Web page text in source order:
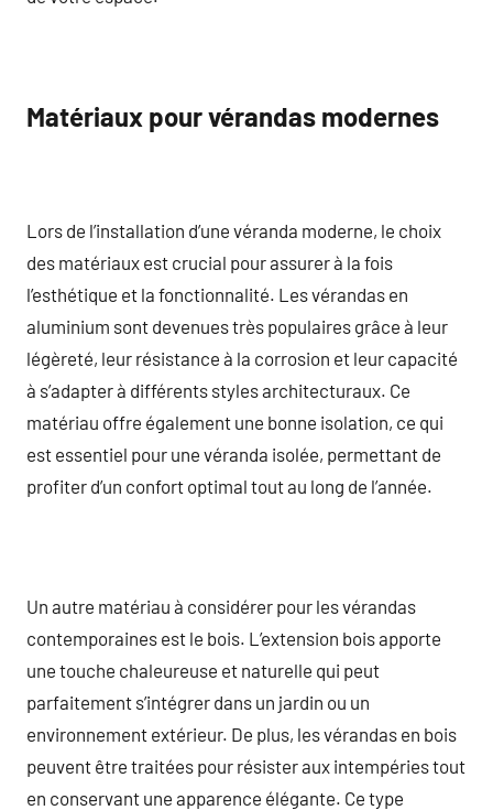
Matériaux pour vérandas modernes
Lors de l’installation d’une véranda moderne, le choix
des matériaux est crucial pour assurer à la fois
l’esthétique et la fonctionnalité. Les vérandas en
aluminium sont devenues très populaires grâce à leur
légèreté, leur résistance à la corrosion et leur capacité
à s’adapter à différents styles architecturaux. Ce
matériau offre également une bonne isolation, ce qui
est essentiel pour une véranda isolée, permettant de
profiter d’un confort optimal tout au long de l’année.
Un autre matériau à considérer pour les vérandas
contemporaines est le bois. L’extension bois apporte
une touche chaleureuse et naturelle qui peut
parfaitement s’intégrer dans un jardin ou un
environnement extérieur. De plus, les vérandas en bois
peuvent être traitées pour résister aux intempéries tout
en conservant une apparence élégante. Ce type